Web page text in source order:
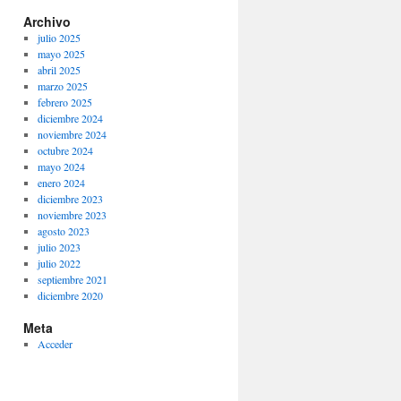
Archivo
julio 2025
mayo 2025
abril 2025
marzo 2025
febrero 2025
diciembre 2024
noviembre 2024
octubre 2024
mayo 2024
enero 2024
diciembre 2023
noviembre 2023
agosto 2023
julio 2023
julio 2022
septiembre 2021
diciembre 2020
Meta
Acceder